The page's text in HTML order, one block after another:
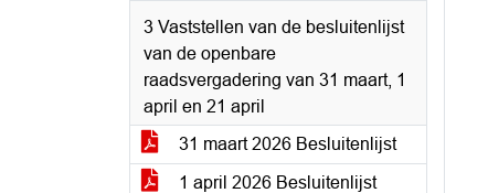
3 Vaststellen van de besluitenlijst
van de openbare
raadsvergadering van 31 maart, 1
april en 21 april
31 maart 2026 Besluitenlijst
1 april 2026 Besluitenlijst